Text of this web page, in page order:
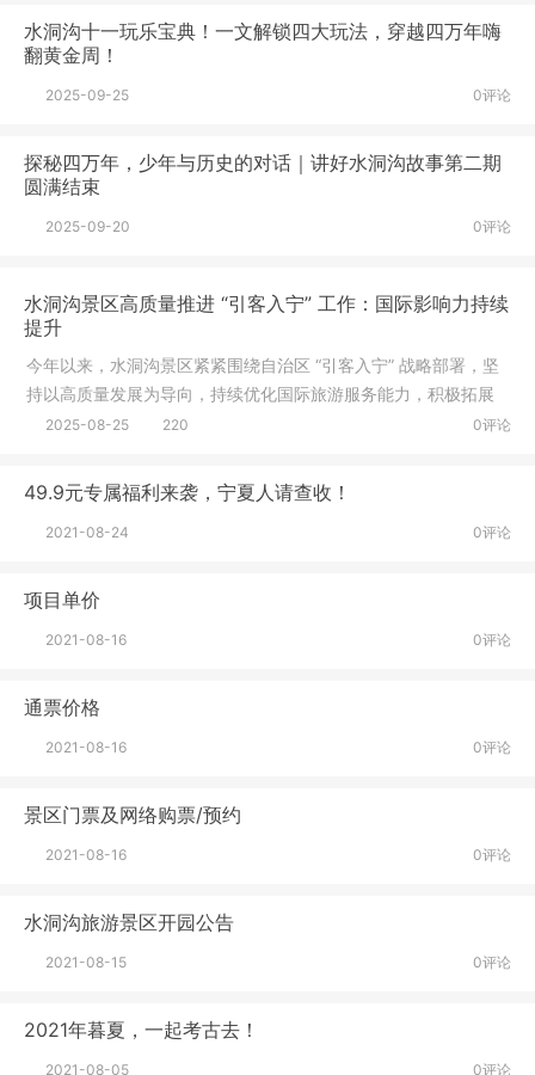
水洞沟十一玩乐宝典！一文解锁四大玩法，穿越四万年嗨
翻黄金周！
0评论
2025-09-25
探秘四万年，少年与历史的对话｜讲好水洞沟故事第二期
圆满结束
0评论
2025-09-20
水洞沟景区高质量推进 “引客入宁” 工作：国际影响力持续
提升
今年以来，水洞沟景区紧紧围绕自治区 “引客入宁” 战略部署，坚
持以高质量发展为导向，持续优化国际旅游服务能力，积极拓展
海外客源市场，取得阶段性显著成效。截至目前，景区累计接待
宁夏六大举措提升旅游产业国际竞
0评论
2025-08-25 220
49.9元专属福利来袭，宁夏人请查收！
0评论
2021-08-24
项目单价
0评论
2021-08-16
通票价格
0评论
2021-08-16
景区门票及网络购票/预约
0评论
2021-08-16
水洞沟旅游景区开园公告
0评论
2021-08-15
2021年暮夏，一起考古去！
0评论
2021-08-05